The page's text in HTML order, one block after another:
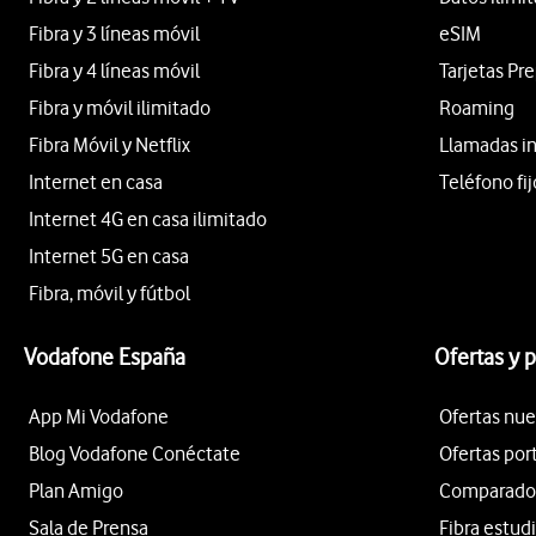
Fibra y 3 líneas móvil
Fibra y 4 líneas móvil
Fibra y móvil ilimitado
Fibra Móvil y Netflix
Internet en casa
Internet 4G en casa ilimitado
Internet 5G en casa
Fibra, móvil y fútbol
eSIM
Tarjetas
Roaming
Llamadas
Teléfono
Vodafone España
App Mi Vodafone
Blog Vodafone Conéctate
Plan Amigo
Sala de Prensa
Ofertas y
Ofertas
Ofertas
Fibra